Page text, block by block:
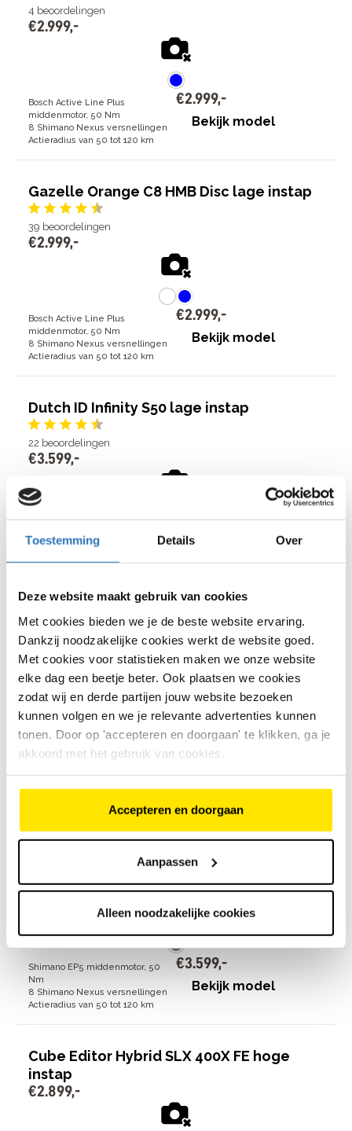
Toestemming Details Over
Deze website maakt gebruik van cookies
Met cookies bieden we je de beste website ervaring.
Dankzij noodzakelijke cookies werkt de website goed.
Met cookies voor statistieken maken we onze website
elke dag een beetje beter. Ook plaatsen we cookies
zodat wij en derde partijen jouw website bezoeken
kunnen volgen en we je relevante advertenties kunnen
tonen. Door op 'accepteren en doorgaan' te klikken, ga je
akkoord met het gebruik van cookies.
Accepteren en doorgaan
Aanpassen
Alleen noodzakelijke cookies
4 beoordelingen
€2.999,-
Bosch Active Line Plus
middenmotor, 50 Nm
8 Shimano Nexus versnellingen
Actieradius van 50 tot 120 km
€2.999,-
Bekijk model
Gazelle Orange C8 HMB Disc lage instap
39 beoordelingen
€2.999,-
Bosch Active Line Plus
middenmotor, 50 Nm
8 Shimano Nexus versnellingen
Actieradius van 50 tot 120 km
€2.999,-
Bekijk model
Dutch ID Infinity S50 lage instap
22 beoordelingen
€3.599,-
Bosch Active Line Plus
middenmotor, 50 Nm
8 Shimano Nexus versnellingen
Dutch ID Infinity S50 Belt hoge instap
7 beoordelingen
€3 .899,-
Bosch Active Line Plus
middenmotor, 50 Nm
8 Shimano Nexus versnellingen
Actieradius van 60 tot 150 km
899
Gazelle Easyflow C8 lage instap
€3.599,-
Shimano EP5 middenmotor, 50
Nm
8 Shimano Nexus versnellingen
Actieradius van 50 tot 120 km
€3.599,-
Bekijk model
Cube Editor Hybrid SLX 400X FE hoge
instap
€2.899,-